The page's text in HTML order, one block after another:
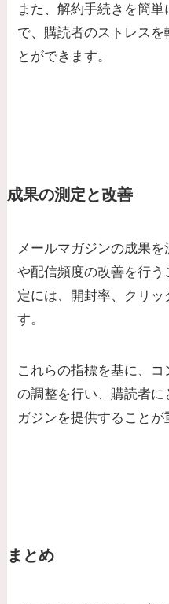
また、解約手続きを簡
で、購読者のストレス
とができます。
成果の測定と改善
メールマガジンの成果
や配信頻度の改善を行
定には、開封率、クリ
す。
これらの指標を基に、
の調整を行い、購読者
ガジンを提供することが
まとめ